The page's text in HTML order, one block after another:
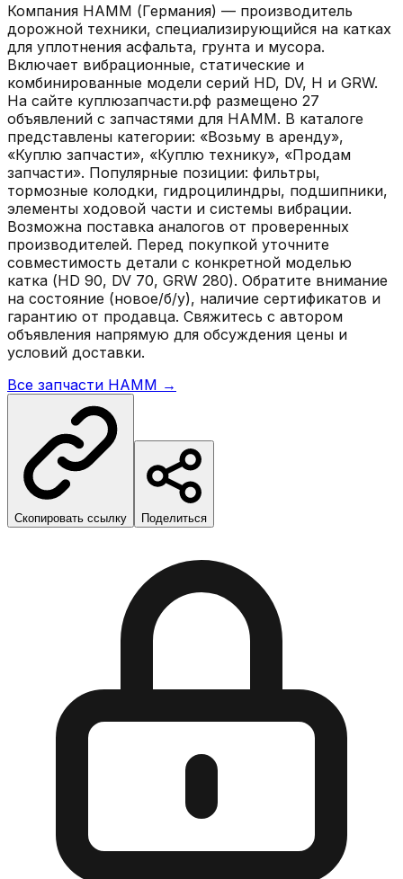
Компания HAMM (Германия) — производитель
дорожной техники, специализирующийся на катках
для уплотнения асфальта, грунта и мусора.
Включает вибрационные, статические и
комбинированные модели серий HD, DV, H и GRW.
На сайте куплюзапчасти.рф размещено 27
объявлений с запчастями для HAMM. В каталоге
представлены категории: «Возьму в аренду»,
«Куплю запчасти», «Куплю технику», «Продам
запчасти». Популярные позиции: фильтры,
тормозные колодки, гидроцилиндры, подшипники,
элементы ходовой части и системы вибрации.
Возможна поставка аналогов от проверенных
производителей. Перед покупкой уточните
совместимость детали с конкретной моделью
катка (HD 90, DV 70, GRW 280). Обратите внимание
на состояние (новое/б/у), наличие сертификатов и
гарантию от продавца. Свяжитесь с автором
объявления напрямую для обсуждения цены и
условий доставки.
Все запчасти HAMM →
Скопировать ссылку Поделиться